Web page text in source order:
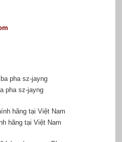
pha sz-jayng
hãng tại Việt Nam